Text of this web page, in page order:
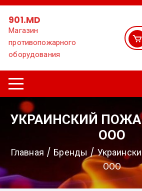
Перейти
содержимому
901.MD
Магазин
противопожарного
оборудования
УКРАИНСКИЙ
ООО
Главная / Бренды /
ООО